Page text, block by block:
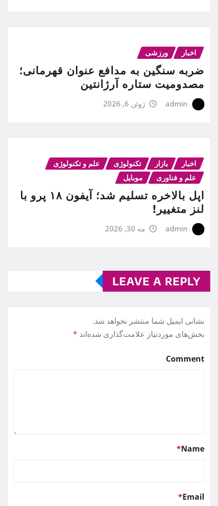
اخبار ورزشی
ضربه سنگین به مدافع عنوان قهرمانی؛
مصدومیت ستاره آرژانتین
admin ژوئن 6, 2026
اخبار بازار تکنولوژی
علم و تکنولوژی
علم و فناوری
موبایل
اپل بالاخره تسلیم شد؛ آیفون ۱۸ پرو با
لنز متغییر!
admin مه 30, 2026
LEAVE A REPLY
نشانی ایمیل شما منتشر نخواهد شد.
بخش‌های موردنیاز علامت‌گذاری شده‌اند *
Comment
Name
*
Email
*